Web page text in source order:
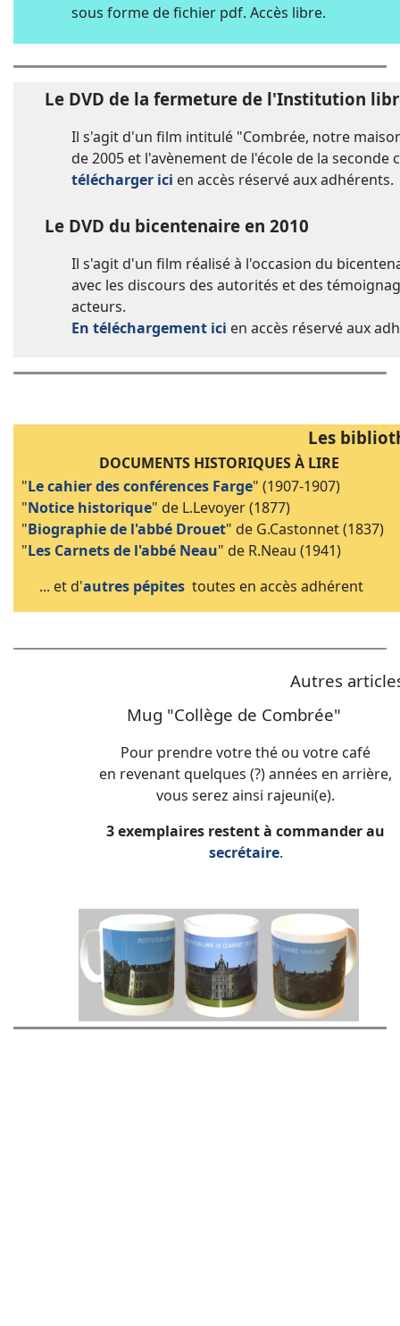
sous forme de fichier pdf. Accès libre.
Le DVD de la fermeture de l'Institution
Il s'agit d'un film intitulé "Combrée, notre
de 2005 et l'avènement de l'école de la seconde
télécharger ici en accès réservé aux adhérents.
Le DVD du bicentenaire en 2010
Il s'agit d'un film réalisé à l'occasion du
avec les discours des autorités et des
acteurs.
En téléchargement ici en accès réservé aux
Les
DOCUMENTS HISTORIQUES À LIRE
"Le cahier des conférences Farge" (1907-1907)
"Notice historique" de L.Levoyer (1877)
"Biographie de l'abbé Drouet" de G.Castonnet (1837)
"Les Carnets de l'abbé Neau" de R.Neau (1941)
... et d'autres pépites toutes en accès adhérent
Autres
Mug "Collège de Combrée"
Pour prendre votre thé ou votre café
en revenant quelques (?) années en arrière,
vous serez ainsi rajeuni(e).
3 exemplaires restent à commander au
secrétaire.